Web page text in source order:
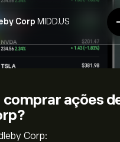
Corp MIDD.US
comprar ações
Corp: